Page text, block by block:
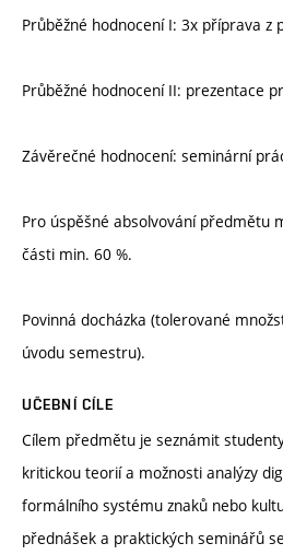
Průběžné hodnocení I: 3x příprava z
Průběžné hodnocení II: prezentace
Závěrečné hodnocení: seminární
Pro úspěšné absolvování předmětu
části min. 60 %.
Povinná docházka (tolerované
úvodu semestru).
UČEBNÍ CÍLE
Cílem předmětu je seznámit
kritickou teorií a možnosti analýzy
formálního systému znaků nebo
přednášek a praktických seminářů